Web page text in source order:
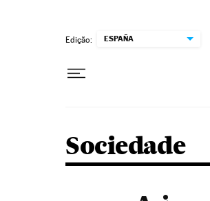
Edição: ESPAÑA
Sociedade